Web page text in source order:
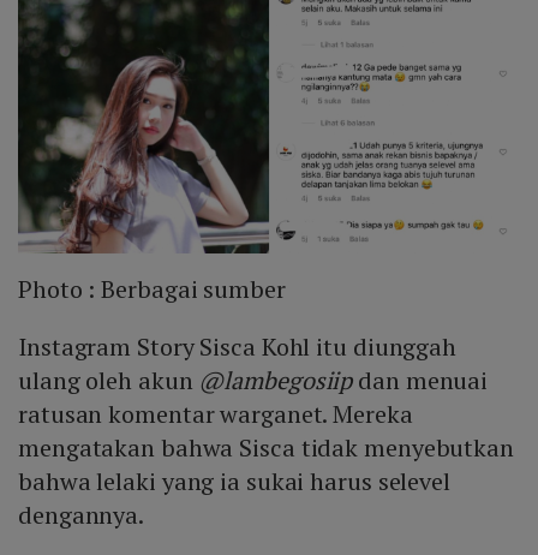
Photo :Berbagai sumber
Instagram Story Sisca Kohl itu diunggah
ulang oleh akun @lambegosiipdan menuai
ratusan komentar warganet. Mereka
mengatakan bahwa Sisca tidak menyebutkan
bahwa lelaki yang ia sukai harus selevel
dengannya.